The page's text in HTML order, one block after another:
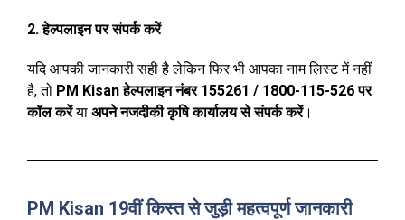
2. हेल्पलाइन पर संपर्क करें
यदि आपकी जानकारी सही है लेकिन फिर भी आपका नाम लिस्ट में नहीं
है, तो PM Kisan हेल्पलाइन नंबर 155261 / 1800-115-526 पर
कॉल करेंया अपने नजदीकी कृषि कार्यालय से संपर्क करें।
PM Kisan 19वीं किस्त से जुड़ी महत्वपूर्ण जानकारी